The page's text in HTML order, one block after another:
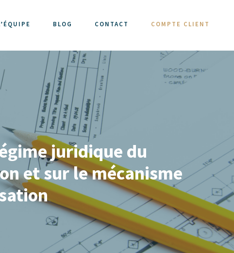
BLOG CONTACT COMPTE CLIENT
juridique du
et sur le mécanisme